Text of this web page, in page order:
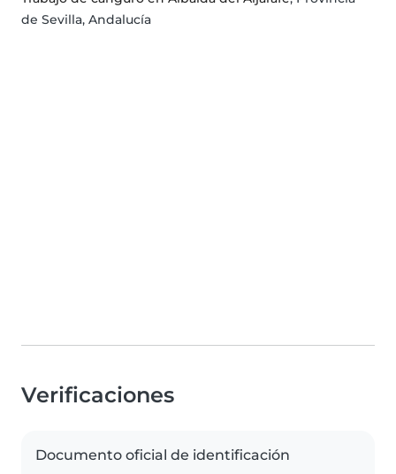
de Sevilla, Andalucía
Verificaciones
Documento oficial de identificación